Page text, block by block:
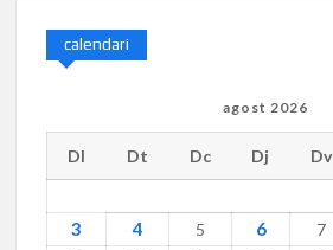
calendari
agost 2026
Dl Dt Dc Dj Dv
3
4 5 6 7